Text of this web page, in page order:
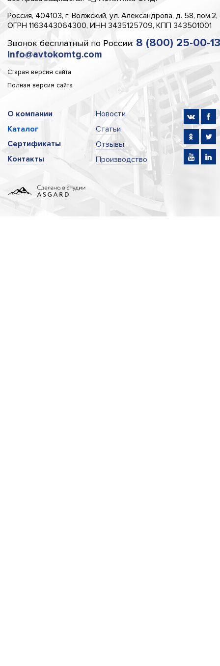
Россия, 404103, г. Волжский, ул. Александрова, д. 58,
ОГРН 1163443064300, ИНН 3435125709, КПП 343501001
Звонок бесплатный по России: 8 (800) 25-00-
info@avtokomtg.com
Старая версия сайта
Полная версия сайта
О компании
Каталог
Сертификаты
Контакты
Новости
Статьи
Отзывы
Производство